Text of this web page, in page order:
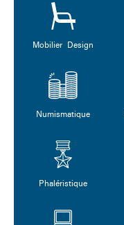
Mobilier Design
Numismatique
Phaléristique